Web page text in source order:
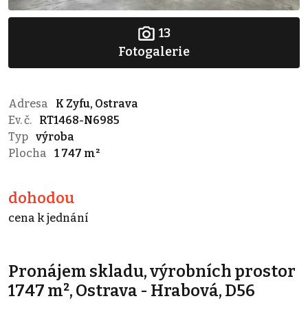
13
Fotogalerie
Adresa
K Zyfu, Ostrava
Ev. č.
RT1468-N6985
Typ výroba
Plocha
1 747 m²
dohodou
cena k jednání
Pronájem skladu, výrobních prostor
1747 m², Ostrava - Hrabová, D56